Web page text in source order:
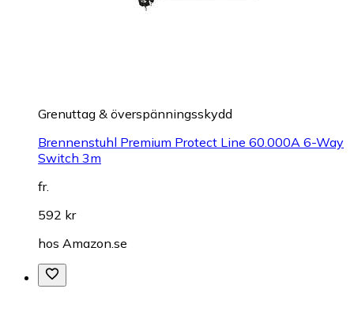
Grenuttag & överspänningsskydd
Brennenstuhl Premium Protect Line 60.000A 6-Way
Switch 3m
fr.
592 kr
hos Amazon.se